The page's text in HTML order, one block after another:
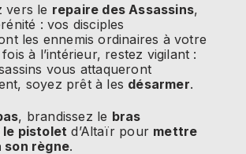
vers le repaire des Assassins,
: vos disciples
les ennemis ordinaires à votre
à l’intérieur, restez vigilant :
vous attaqueront
soyez prêt à les désarmer.
, brandissez le bras
pistolet d’Altaïr pour mettre
son règne.